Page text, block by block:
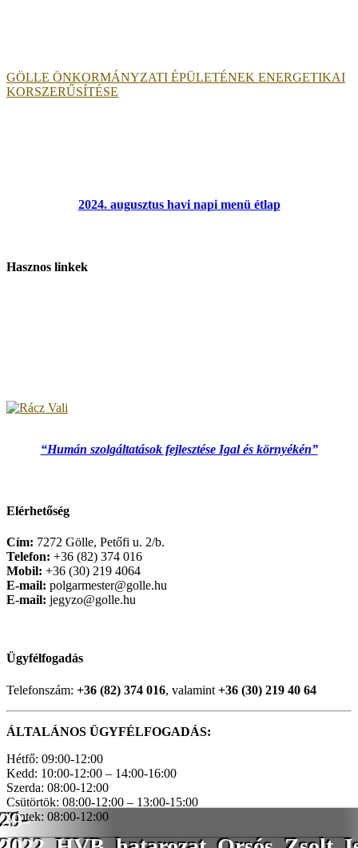
29-
GÖLLE ÖNKORMÁNYZATI ÉPÜLETÉNEK ENERGETIKAI
KORSZERŰSÍTÉSE
2024. augusztus havi napi menü étlap
Hasznos linkek
“Humán szolgáltatások fejlesztése Igal és környékén”
Elérhetőség
Cím: 7272 Gölle, Petőfi u. 2/b.
Telefon: +36 (82) 374 016
Mobil: +36 (30) 219 4064
E-mail: polgarmester@golle.hu
E-mail: jegyzo@golle.hu
Ügyfélfogadás
Telefonszám: +36 (82) 374 016, valamint +36 (30) 219 40 64
ÁLTALÁNOS ÜGYFÉLFOGADÁS:
Hétfő: 09:00-12:00
Kedd: 10:00-12:00 – 14:00-16:00
Szerda: 08:00-12:00
Csütörtök: 08:00-12:00 – 13:00-15:00
Péntek: 08:00-12:00